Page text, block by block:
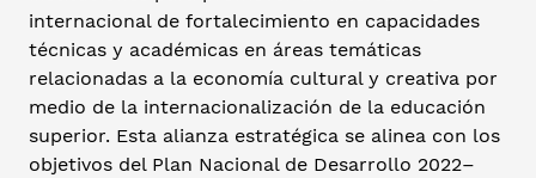
internacional de fortalecimiento en capacidades
técnicas y académicas en áreas temáticas
relacionadas a la economía cultural y creativa por
medio de la internacionalización de la educación
superior. Esta alianza estratégica se alinea con los
objetivos del Plan Nacional de Desarrollo 2022–